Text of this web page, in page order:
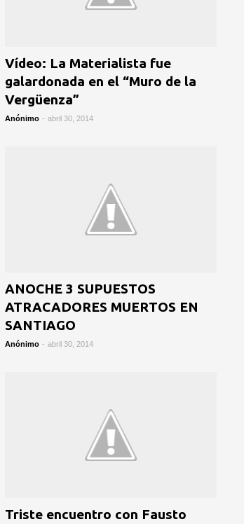
Vídeo: La Materialista fue
galardonada en el “Muro de la
Vergüenza”
Anónimo - abril 30, 2014
ANOCHE 3 SUPUESTOS
ATRACADORES MUERTOS EN
SANTIAGO
Anónimo - abril 30, 2014
Triste encuentro con Fausto